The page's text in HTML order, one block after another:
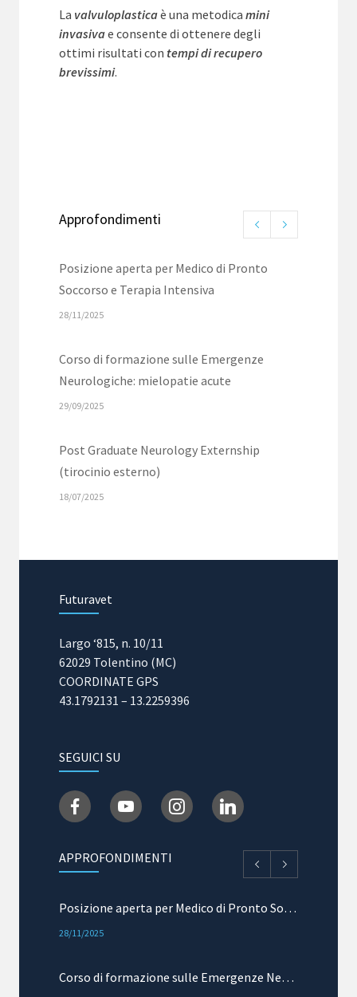
La valvuloplasticaè una metodica mini
invasivae consente di ottenere degli
ottimi risultati con tempi di recupero
brevissimi.
Approfondimenti
Posizione aperta per Medico di Pronto
Soccorso e Terapia Intensiva
28/11/2025
Corso di formazione sulle Emergenze
Neurologiche: mielopatie acute
29/09/2025
Post Graduate Neurology Externship
(tirocinio esterno)
18/07/2025
Masterclass in Ematologia e Medicina
31/03/2025
Futuravet
Largo ‘815, n. 10/11
62029 Tolentino (MC)
COORDINATE GPS
43.1792131 – 13.2259396
SEGUICI SU
APPROFONDIMENTI
Posizione aperta per Medico di Pronto Soccorso e Terapia Intensiva
28/11/2025
Corso di formazione sulle Emergenze Neurologiche: mielopatie acute